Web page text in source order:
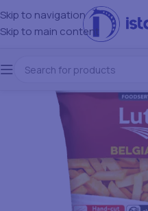
Skip to navigation
Skip to main content